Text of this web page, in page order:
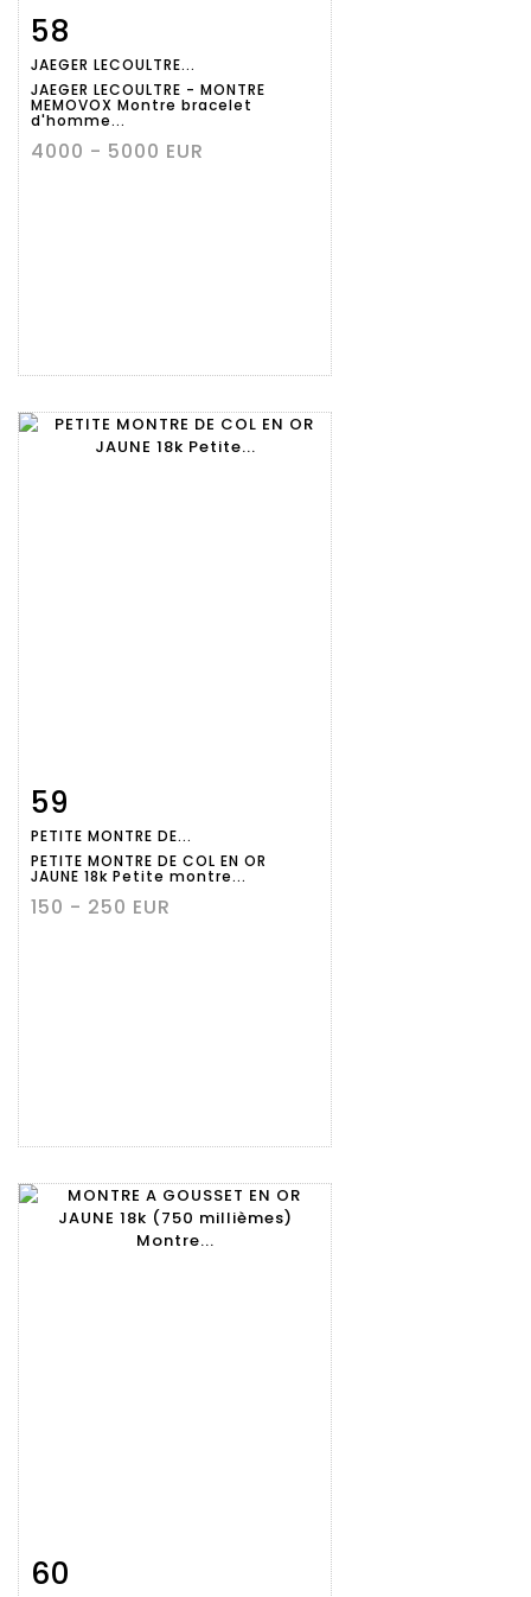
détaillée
58
JAEGER LECOULTRE...
JAEGER LECOULTRE - MONTRE
MEMOVOX Montre bracelet
d'homme...
4000 - 5000 EUR
détaillée
59
PETITE MONTRE DE...
PETITE MONTRE DE COL EN OR
JAUNE 18k Petite montre...
150 - 250 EUR
60